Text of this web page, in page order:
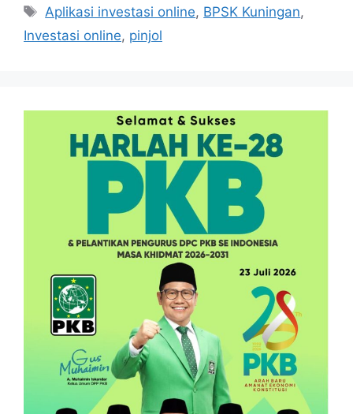
Tag
Aplikasi investasi online, BPSK Kuningan,
Investasi online, pinjol